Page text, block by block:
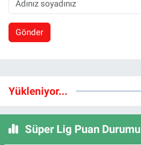
Gönder
Yükleniyor...
Süper Lig Puan Durumu